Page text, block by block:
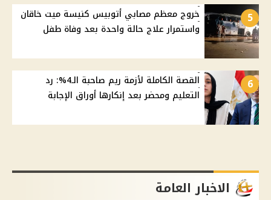
5
خروج معظم مصابي أتوبيس كنيسة ميت خاقان
واستمرار علاج حالة واحدة بعد وفاة طفل
6
القصة الكاملة لأزمة ريم صاحبة الـ4%: رد
التعليم ومحضر بعد إنكارها أوراق الإجابة
الاخبار العامة